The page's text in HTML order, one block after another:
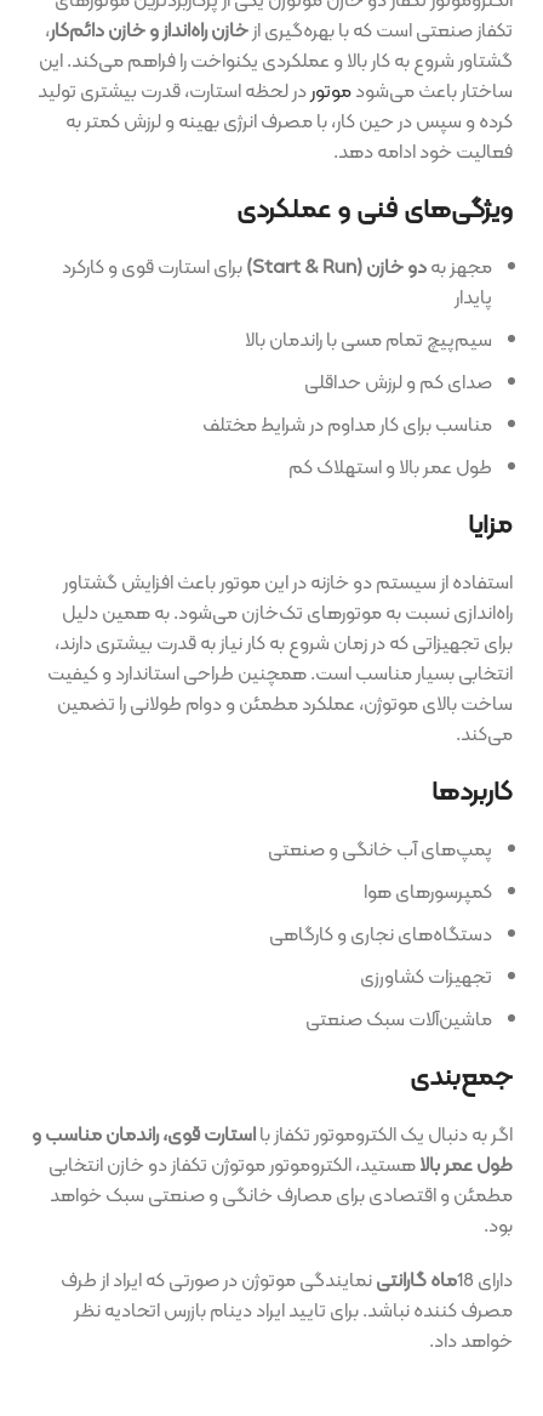
تکفاز صنعتی است که با بهره‌گیری ازخازن راه‌انداز و خازن دائم‌کار،
گشتاور شروع به کار بالا و عملکردی یکنواخت را فراهم می‌کند. این
ساختار باعث می‌شودموتوردر لحظه استارت، قدرت بیشتری تولید
کرده و سپس در حین کار، با مصرف انرژی بهینه و لرزش کمتر به
فعالیت خود ادامه دهد.
ویژگی‌های فنی و عملکردی
مجهز بهدو خازن (Start & Run)
برای استارت قوی و کارکرد
پایدار
سیم‌پیچ تمام مسی با راندمان بالا
صدای کم و لرزش حداقلی
مناسب برای کار مداوم در شرایط مختلف
طول عمر بالا و استهلاک کم
مزایا
استفاده از سیستم دو خازنه در این موتور باعث افزایش گشتاور
راه‌اندازی نسبت به موتورهای تک‌خازن می‌شود. به همین دلیل
برای تجهیزاتی که در زمان شروع به کار نیاز به قدرت بیشتری دارند،
انتخابی بسیار مناسب است. همچنین طراحی استاندارد و کیفیت
ساخت بالای موتوژن، عملکرد مطمئن و دوام طولانی را تضمین
می‌کند.
کاربردها
پمپ‌های آب خانگی و صنعتی
کمپرسورهای هوا
دستگاه‌های نجاری و کارگاهی
تجهیزات کشاورزی
ماشین‌آلات سبک صنعتی
جمع‌بندی
اگر به دنبال یک الکتروموتور تکفاز بااستارت قوی، راندمان مناسب و
طول عمر بالاهستید، الکتروموتور موتوژن تکفاز دو خازن انتخابی
مطمئن و اقتصادی برای مصارف خانگی و صنعتی سبک خواهد
بود.
دارای 18
ماه گارانتینمایندگی موتوژن در صورتی که ایراد از طرف
مصرف کننده نباشد. برای تایید ایراد دینام بازرس اتحادیه نظر
خواهد داد.